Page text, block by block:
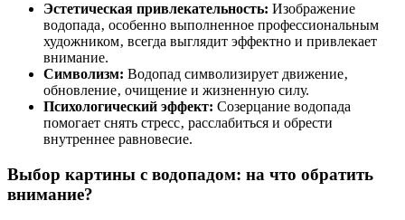
Эстетическая привлекательность: Изображение
водопада‚ особенно выполненное профессиональным
художником‚ всегда выглядит эффектно и привлекает
внимание.
Символизм: Водопад символизирует движение‚
обновление‚ очищение и жизненную силу.
Психологический эффект: Созерцание водопада
помогает снять стресс‚ расслабиться и обрести
внутреннее равновесие.
Выбор картины с водопадом: на что обратить
внимание?